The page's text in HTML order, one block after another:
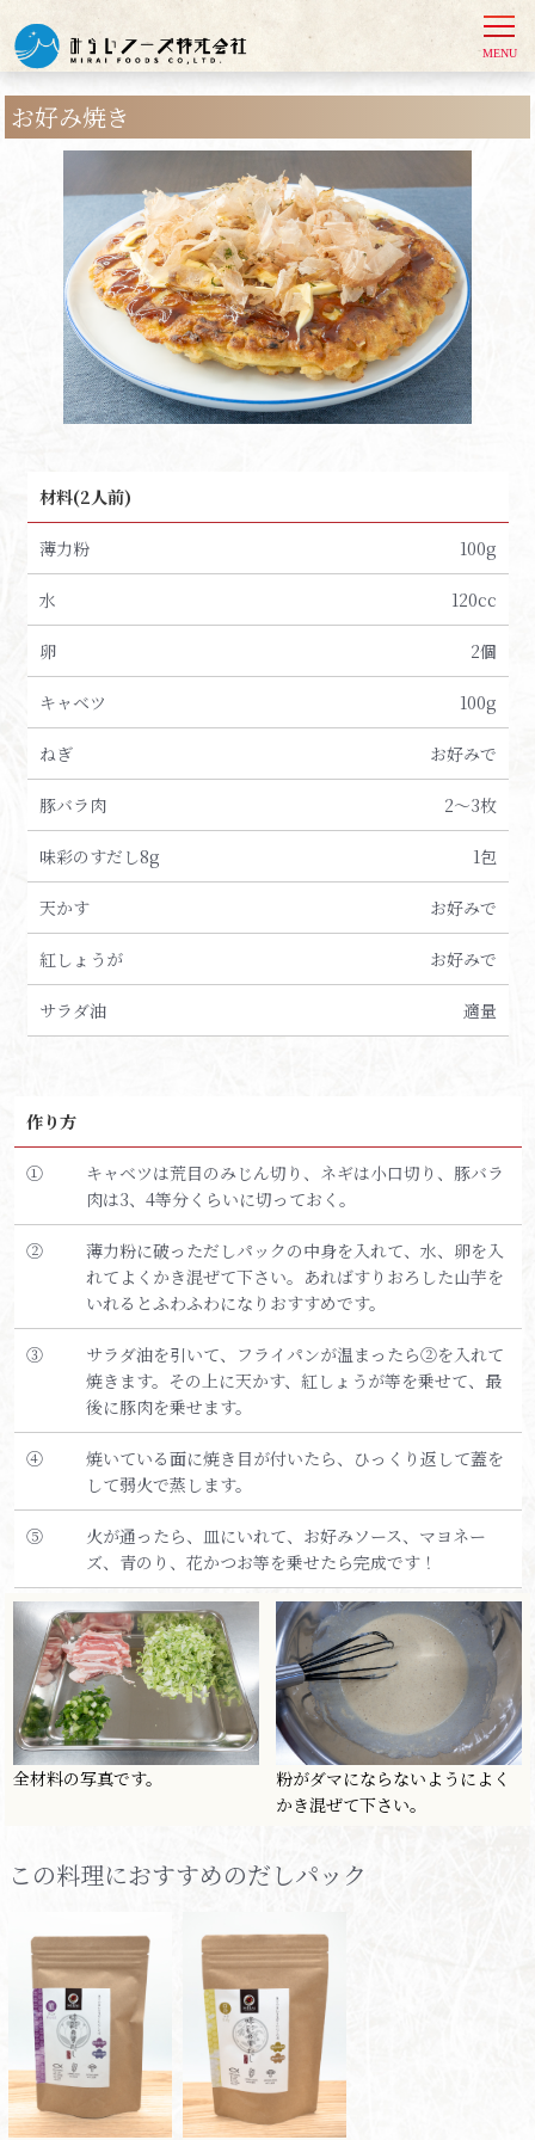
お好み焼き
材料(2人前)
薄力粉 100g
水 120cc
卵 2個
キャベツ 100g
ねぎ お好みで
豚バラ肉 2～3枚
味彩のすだし8g 1包
天かす お好みで
紅しょうが お好みで
サラダ油 適量
作り方
①
キャベツは荒目のみじん切り、ネギは小口切り、豚バラ
肉は3、4等分くらいに切っておく。
②
薄力粉に破っただしパックの中身を入れて、水、卵を入
れてよくかき混ぜて下さい。あればすりおろした山芋を
いれるとふわふわになりおすすめです。
③
サラダ油を引いて、フライパンが温まったら②を入れて
焼きます。その上に天かす、紅しょうが等を乗せて、最
後に豚肉を乗せます。
④
焼いている面に焼き目が付いたら、ひっくり返して蓋を
して弱火で蒸します。
⑤
火が通ったら、皿にいれて、お好みソース、マヨネー
ズ、青のり、花かつお等を乗せたら完成です！
全材料の写真です。
粉がダマにならないようによく
かき混ぜて下さい。
この料理におすすめのだしパック